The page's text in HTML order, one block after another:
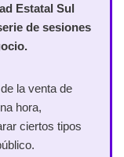
Estatal Sul
de sesiones
la venta de
hora,
ciertos tipos